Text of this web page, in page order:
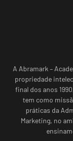
A Abramark –
propriedade
final dos anos
tem como
práticas da
Marketing, no